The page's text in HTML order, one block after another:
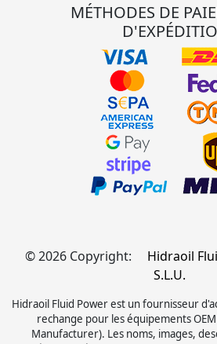
MÉTHODES DE
© 2026 Copyright:
Hidraoil
S.L.U.
Hidraoil Fluid Power est un fournisseur
rechange pour les équipements
Manufacturer). Les noms, images,